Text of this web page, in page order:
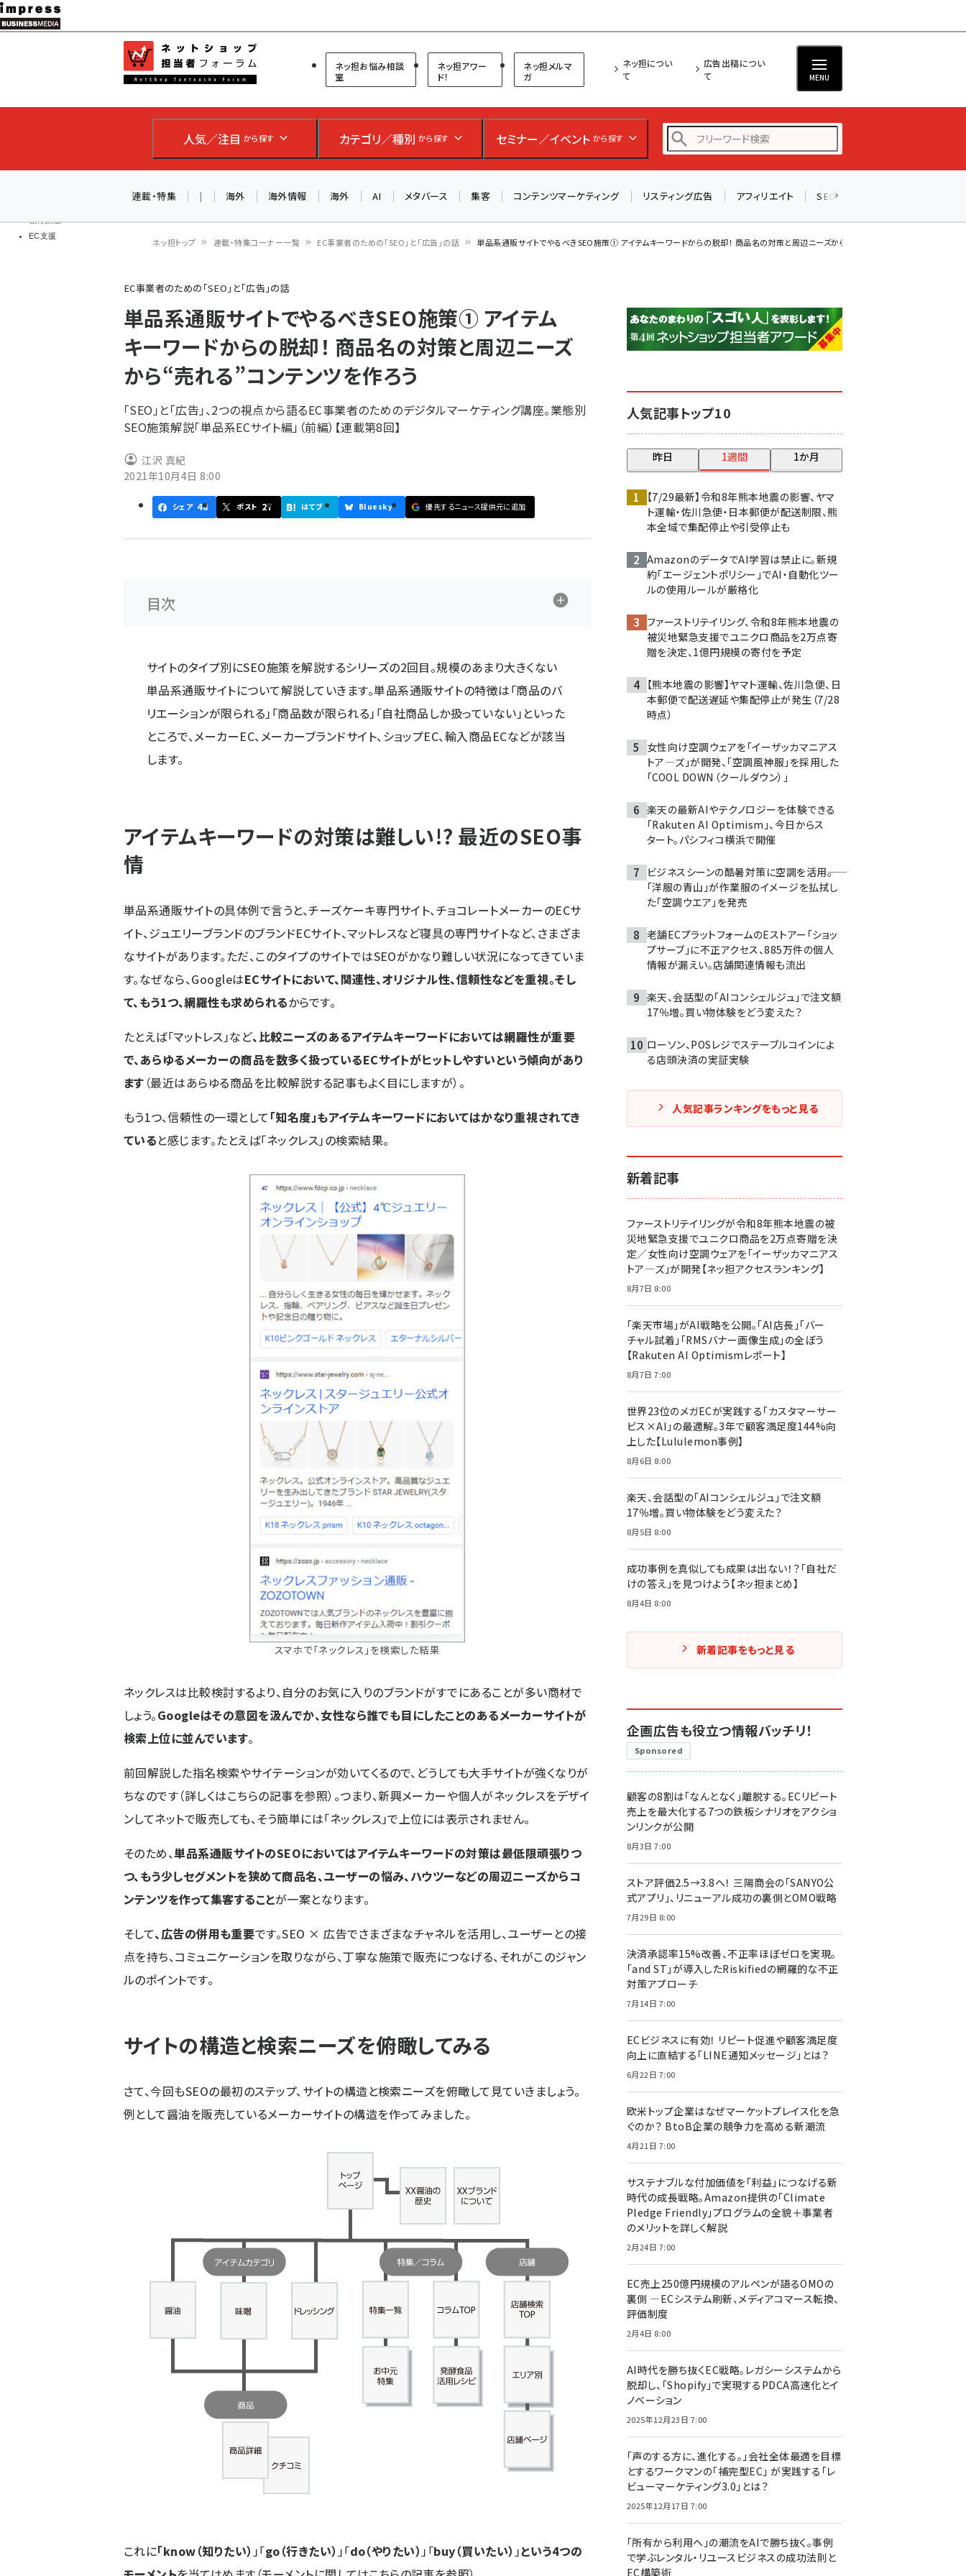
メ
イ
ン
ツ
移
教育講座
EC支援
ネットショップ担当者フォーラム
ネッ担お悩み相談
室
ネッ担アワー
ド！
ネッ担メルマ
ガ
ネッ担につい
て
広告出稿につい
て
MENU
人気／注目 から探す カテゴリ／種別 から探す セミナー／イベント から探す
yahoo (1901)
アスクル (1119)
base (1077)
連載・特集 | 海外 海外情報 海外 AI メタバース 集客 コンテンツマーケティング リスティング広告 アフィリエイト SEO
ン
く
ず
ネッ担トップ 連載・特集コーナー一覧 EC事業者のための「SEO」と「広告」の話 単品系通販サイトでやるべきSEO施策① アイテムキーワードからの脱却！ 商品名の対策と周辺ニーズから“売れる”コンテンツ...
EC事業者のための「SEO」と「広告」の話
単品系通販サイトでやるべきSEO施策① アイテム
キーワードからの脱却！ 商品名の対策と周辺ニーズ
から“売れる”コンテンツを作ろう
「SEO」と「広告」、2つの視点から語るEC事業者のためのデジタルマーケティング講座。業態別
SEO施策解説「単品系ECサイト編」（前編）【連載第8回】
江沢 真紀
2021年10月4日 8:00
シェア 48 ポスト 27 はてブ Bluesky 優先するニュース提供元に追加
目次
サイトのタイプ別にSEO施策を解説するシリーズの2回目。規模のあまり大きくない
単品系通販サイトについて解説していきます。単品系通販サイトの特徴は「商品のバ
リエーションが限られる」「商品数が限られる」「自社商品しか扱っていない」といった
ところで、メーカーEC、メーカーブランドサイト、ショップEC、輸入商品ECなどが該当
します。
アイテムキーワードの対策は難しい!? 最近のSEO事
情
単品系通販サイトの具体例で言うと、チーズケーキ専門サイト、チョコレートメーカーのECサ
イト、ジュエリーブランドのブランドECサイト、マットレスなど寝具の専門サイトなど、さまざま
なサイトがあります。ただ、このタイプのサイトではSEOがかなり難しい状況になってきていま
す。なぜなら、GoogleはECサイトにおいて、関連性、オリジナル性、信頼性などを重視。そし
て、もう1つ、網羅性も求められるからです。
たとえば「マットレス」など、比較ニーズのあるアイテムキーワードにおいては網羅性が重要
で、あらゆるメーカーの商品を数多く扱っているECサイトがヒットしやすいという傾向があり
ます （最近はあらゆる商品を比較解説する記事もよく目にしますが）。
もう1つ、信頼性の一環として「知名度」もアイテムキーワードにおいてはかなり重視されてき
ていると感じます。たとえば「ネックレス」の検索結果。
スマホで「ネックレス」を検索した結果
ネックレスは比較検討するより、自分のお気に入りのブランドがすでにあることが多い商材で
しょう。Googleはその意図を汲んでか、女性なら誰でも目にしたことのあるメーカーサイトが
検索上位に並んでいます。
前回解説した指名検索やサイテーションが効いてくるので、どうしても大手サイトが強くなりが
ちなのです（詳しくはこちらの記事を参照）。つまり、新興メーカーや個人がネックレスをデザイ
ンしてネットで販売しても、そう簡単には「ネックレス」で上位には表示されません。
そのため、単品系通販サイトのSEOにおいてはアイテムキーワードの対策は最低限頑張りつ
つ、もう少しセグメントを狭めて商品名、ユーザーの悩み、ハウツーなどの周辺ニーズからコ
ンテンツを作って集客することが一案となります。
そして、広告の併用も重要です。SEO × 広告でさまざまなチャネルを活用し、ユーザーとの接
点を持ち、コミュニケーションを取りながら、丁寧な施策で販売につなげる、それがこのジャン
ルのポイントです。
サイトの構造と検索ニーズを俯瞰してみる
さて、今回もSEOの最初のステップ、サイトの構造と検索ニーズを俯瞰して見ていきましょう。
例として醤油を販売しているメーカーサイトの構造を作ってみました。
これに「know（知りたい） 」「go（行きたい） 」「do（やりたい） 」「buy（買いたい） 」という4つの
人気記事トップ10
昨日 1週間 1か月
【7/29最新】令和8年熊本地震の影響、ヤマ
ト運輸・佐川急便・日本郵便が配送制限、熊
本全域で集配停止や引受停止も
AmazonのデータでAI学習は禁止に。新規
約「エージェントポリシー」でAI・自動化ツー
ルの使用ルールが厳格化
ファーストリテイリング、令和8年熊本地震の
被災地緊急支援でユニクロ商品を2万点寄
贈を決定、1億円規模の寄付を予定
【熊本地震の影響】ヤマト運輸、佐川急便、日
本郵便で配送遅延や集配停止が発生（7/28
時点）
女性向け空調ウェアを「イーザッカマニアス
トア―ズ」が開発、「空調風神服」を採用した
「COOL DOWN（クールダウン）」
楽天の最新AIやテクノロジーを体験できる
「Rakuten AI Optimism」、今日からス
タート。パシフィコ横浜で開催
ビジネスシーンの酷暑対策に空調を活用――。
「洋服の青山」が作業服のイメージを払拭し
た「空調ウエア」を発売
老舗ECプラットフォームのEストアー「ショッ
プサーブ」に不正アクセス、885万件の個人
情報が漏えい。店舗関連情報も流出
楽天、会話型の「AIコンシェルジュ」で注文額
17％増。買い物体験をどう変えた？
ローソン、POSレジでステーブルコインによ
る店頭決済の実証実験
人気記事ランキングをもっと見る
新着記事
ファーストリテイリングが令和8年熊本地震の被
災地緊急支援でユニクロ商品を2万点寄贈を決
定／女性向け空調ウェアを「イーザッカマニアス
トア―ズ」が開発【ネッ担アクセスランキング】
8月7日 8:00
「楽天市場」がAI戦略を公開。「AI店長」「バー
チャル試着」「RMSバナー画像生成」の全ぼう
【Rakuten AI Optimismレポート】
8月7日 7:00
世界23位のメガECが実践する「カスタマーサー
ビス×AI」の最適解。3年で顧客満足度144%向
上した【Lululemon事例】
8月6日 8:00
楽天、会話型の「AIコンシェルジュ」で注文額
17％増。買い物体験をどう変えた？
8月5日 8:00
成功事例を真似しても成果は出ない！？「自社だ
けの答え」を見つけよう【ネッ担まとめ】
8月4日 8:00
新着記事をもっと見る
企画広告も役立つ情報バッチリ！
Sponsored
顧客の8割は「なんとなく」離脱する。ECリピート
売上を最大化する7つの鉄板シナリオをアクショ
ンリンクが公開
8月3日 7:00
ストア評価2.5→3.8へ！ 三陽商会の「SANYO公
式アプリ」、リニューアル成功の裏側とOMO戦略
7月29日 8:00
決済承認率15%改善、不正率ほぼゼロを実現。
「and ST」が導入したRiskifiedの網羅的な不正
対策アプローチ
7月14日 7:00
ECビジネスに有効！ リピート促進や顧客満足度
向上に直結する「LINE通知メッセージ」とは？
6月22日 7:00
欧米トップ企業はなぜマーケットプレイス化を急
ぐのか？ BtoB企業の競争力を高める新潮流
4月21日 7:00
サステナブルな付加価値を「利益」につなげる新
時代の成長戦略。Amazon提供の「Climate
Pledge Friendly」プログラムの全貌＋事業者
のメリットを詳しく解説
2月24日 7:00
EC売上250億円規模のアルペンが語るOMOの
裏側 ―ECシステム刷新、メディアコマース転換、
評価制度
2月4日 8:00
AI時代を勝ち抜くEC戦略。レガシーシステムから
脱却し、「Shopify」で実現するPDCA高速化とイ
ノベーション
2025年12月23日 7:00
「声のする方に、進化する。」会社全体最適を目標
とするワークマンの「補完型EC」 が実践する「レ
ビューマーケティング3.0」とは？
2025年12月17日 7:00
「所有から利用へ」の潮流をAIで勝ち抜く。事例
で学ぶレンタル・リユースビジネスの成功法則と
EC構築術